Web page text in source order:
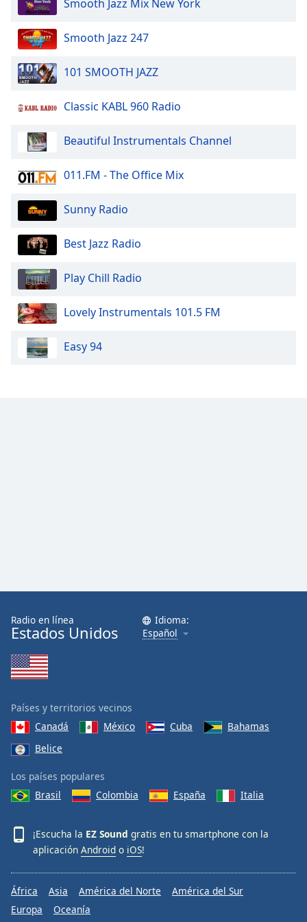
window.
Escape
cancel
close
window.
Text
Color
Text
Background
Opacity
Font
Family
Close
Modal
Dialog
End
dialog
window.
Smooth Jazz Mix New York
Smooth Jazz 247
101 SMOOTH JAZZ
Classic KABL 960 Radio
Beautiful Instrumentals Channel
011.FM - The Office Mix
Sunny Radio
Best Jazz Radio
Play Chill Radio
Lovely Instrumentals 101.5 FM
Easy 94
Radio en línea
Estados Unidos
Idioma:
Español
Países y territorios vecinos
Canadá
México Cuba
Bahamas
Belice
Los países populares
Brasil
Colombia España Italia
¡Escucha la EZ Sound gratis en tu smartphone con la
aplicación Android o iOS!
África Asia América del Norte
América del Sur
Europa
Oceanía